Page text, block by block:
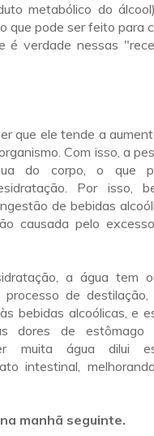
metabólico do
que pode ser feito para
é verdade nessas
que ele tende a
Com isso, a
do corpo, o que
Por isso,
de bebidas
causada pelo
a água tem
de destilação,
bebidas alcoólicas, e
dores de estômago
muita água dilui
intestinal,
manhã seguinte.